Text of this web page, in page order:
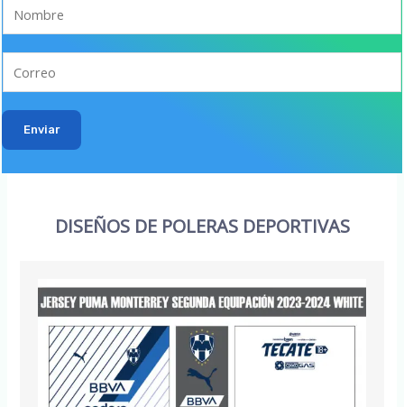
Enviar
DISEÑOS DE POLERAS DEPORTIVAS